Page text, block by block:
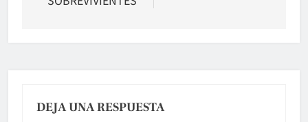
DEJA UNA RESPUESTA